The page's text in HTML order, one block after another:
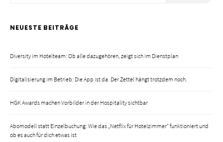
NEUESTE BEITRÄGE
Diversity im Hotelteam: Ob alle dazugehören, zeigt sich im Dienstplan
Digitalisierung im Betrieb: Die App ist da. Der Zettel hängt trotzdem noch.
HGK Awards machen Vorbilder in der Hospitality sichtbar
Abomodell statt Einzelbuchung: Wie das „Netflix für Hotelzimmer“ funktioniert und
ob es auch für dich etwas ist